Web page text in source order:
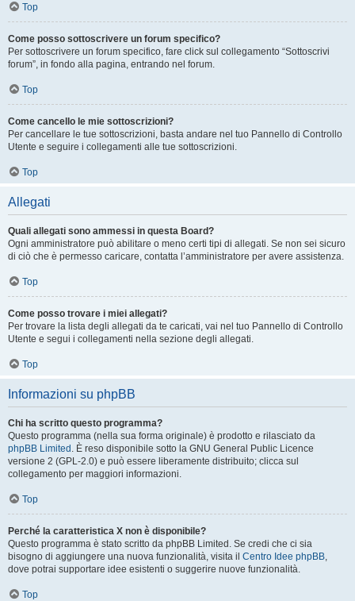
Top
Come posso sottoscrivere un forum specifico?
Per sottoscrivere un forum specifico, fare click sul collegamento “Sottoscrivi
forum”, in fondo alla pagina, entrando nel forum.
Top
Come cancello le mie sottoscrizioni?
Per cancellare le tue sottoscrizioni, basta andare nel tuo Pannello di Controllo
Utente e seguire i collegamenti alle tue sottoscrizioni.
Top
Allegati
Quali allegati sono ammessi in questa Board?
Ogni amministratore può abilitare o meno certi tipi di allegati. Se non sei sicuro
di ciò che è permesso caricare, contatta l’amministratore per avere assistenza.
Top
Come posso trovare i miei allegati?
Per trovare la lista degli allegati da te caricati, vai nel tuo Pannello di Controllo
Utente e segui i collegamenti nella sezione degli allegati.
Top
Informazioni su phpBB
Chi ha scritto questo programma?
Questo programma (nella sua forma originale) è prodotto e rilasciato da
phpBB Limited . È reso disponibile sotto la GNU General Public Licence
versione 2 (GPL-2.0) e può essere liberamente distribuito; clicca sul
collegamento per maggiori informazioni.
Top
Perché la caratteristica X non è disponibile?
Questo programma è stato scritto da phpBB Limited. Se credi che ci sia
bisogno di aggiungere una nuova funzionalità, visita il Centro Idee phpBB,
dove potrai supportare idee esistenti o suggerire nuove funzionalità.
Top